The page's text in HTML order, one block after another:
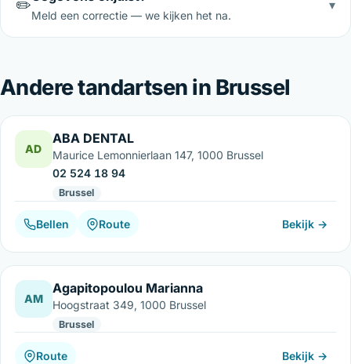
✏️
Meld een correctie — we kijken het na.
▾
Andere tandartsen in Brussel
AD
ABA DENTAL
Maurice Lemonnierlaan 147, 1000 Brussel
02 524 18 94
Brussel
Bellen Route Bekijk →
AM
Agapitopoulou Marianna
Hoogstraat 349, 1000 Brussel
Brussel
Route Bekijk →